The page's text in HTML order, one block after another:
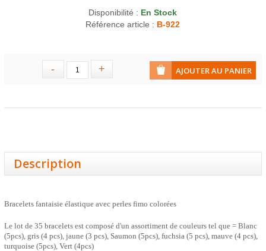
Disponibilité : En Stock
Référence article : B-922
Description
Bracelets fantaisie élastique avec perles fimo colorées
Le lot de 35 bracelets est composé d'un assortiment de couleurs tel que = Blanc
(5pcs), gris (4 pcs), jaune (3 pcs), Saumon (5pcs), fuchsia (5 pcs), mauve (4 pcs),
turquoise (5pcs), Vert (4pcs)